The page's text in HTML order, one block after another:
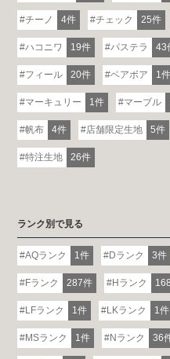
チーノ 4件 チェック 25件
ハコニワ 19件 パステラ 43
フィール 20件 ベアボア 1件
マーキュリー 1件 マーブル
帆布 4件 店舗限定生地 5件
特注生地 26件
ランク別で見る
AQランク 1件 Dランク 3件
Fランク 287件 Hランク
LFランク 1件 LKランク 1件
MSランク 1件 Nランク 36